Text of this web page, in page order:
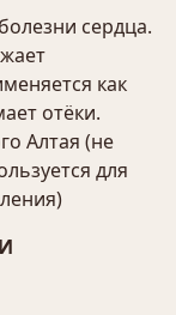
сердца.
как
отёки.
Алтая (не
для